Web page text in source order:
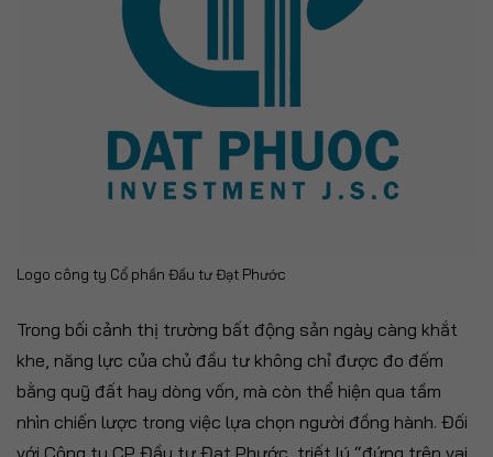
Logo công ty Cổ phần Đầu tư Đạt Phước
Trong bối cảnh thị trường bất động sản ngày càng khắt
khe, năng lực của chủ đầu tư không chỉ được đo đếm
bằng quỹ đất hay dòng vốn, mà còn thể hiện qua tầm
nhìn chiến lược trong việc lựa chọn người đồng hành. Đối